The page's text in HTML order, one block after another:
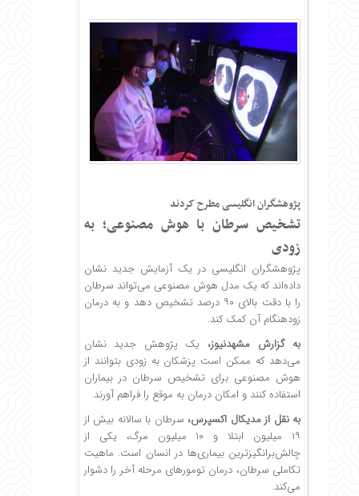
پژوهشگران انگلیسی مطرح کردند
تشخیص سرطان با هوش مصنوعی؛ به
زودی
پژوهشگران انگلیسی در یک آزمایش جدید نشان
داده‌اند که یک مدل هوش مصنوعی می‌تواند سرطان
را با دقت بالای ۹۰ درصد تشخیص دهد و به درمان
زودهنگام آن کمک کند.
به گزارش مشهدنیوز، یک پژوهش جدید نشان
می‌دهد که ممکن است پزشکان به زودی بتوانند از
هوش مصنوعی برای تشخیص سرطان در بیماران
استفاده کنند و امکان درمان به موقع را فراهم آورند.
به نقل از مدیکال اکسپرس، سرطان با سالانه بیش از
۱۹ میلیون ابتلا و ۱۰ میلیون مرگ، یکی از
چالش‌برانگیزترین بیماری‌ها در انسان است. ماهیت
تکاملی سرطان، درمان تومورهای مرحله آخر را دشوار
می‌کند.